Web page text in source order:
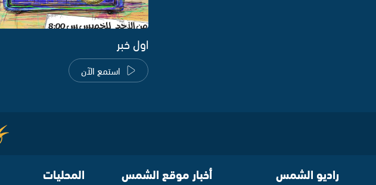
اول خبر
استمع الآن
راديو الشمس أخبار موقع الشمس المحليات